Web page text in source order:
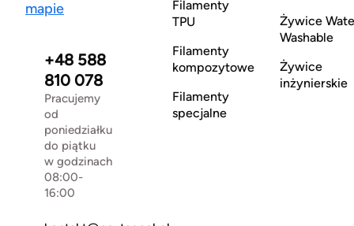
mapie
+48 588
810 078
Pracujemy
od
poniedziałku
do piątku
w godzinach
08:00-
16:00
Filamenty
TPU
Filamenty
kompozytowe
Filamenty
specjalne
Żywice
Washable
Żywice
inżynierskie